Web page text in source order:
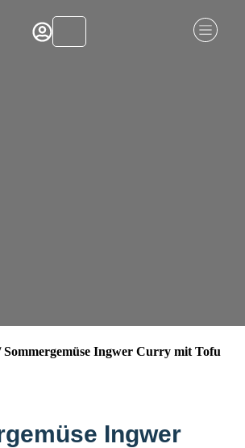
Sommergemüse Ingwer Curry mit Tofu
Ingwer